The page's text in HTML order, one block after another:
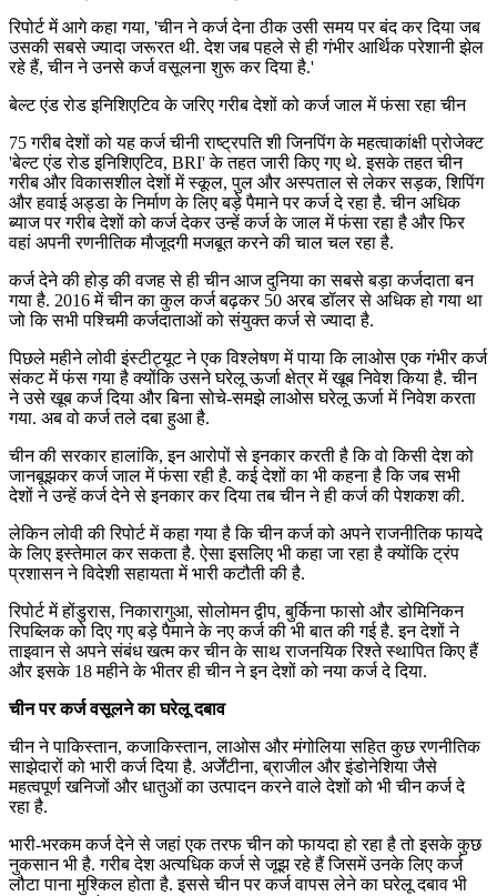
रिपोर्ट में आगे कहा गया, 'चीन ने कर्ज देना ठीक उसी समय पर बंद कर दिया जब
उसकी सबसे ज्यादा जरूरत थी. देश जब पहले से ही गंभीर आर्थिक परेशानी झेल
रहे हैं, चीन ने उनसे कर्ज वसूलना शुरू कर दिया है.'
बेल्ट एंड रोड इनिशिएटिव के जरिए गरीब देशों को कर्ज जाल में फंसा रहा चीन
75 गरीब देशों को यह कर्ज चीनी राष्ट्रपति शी जिनपिंग के महत्वाकांक्षी प्रोजेक्ट
'बेल्ट एंड रोड इनिशिएटिव, BRI' के तहत जारी किए गए थे. इसके तहत चीन
गरीब और विकासशील देशों में स्कूल, पुल और अस्पताल से लेकर सड़क, शिपिंग
और हवाई अड्डा के निर्माण के लिए बड़े पैमाने पर कर्ज दे रहा है. चीन अधिक
ब्याज पर गरीब देशों को कर्ज देकर उन्हें कर्ज के जाल में फंसा रहा है और फिर
वहां अपनी रणनीतिक मौजूदगी मजबूत करने की चाल चल रहा है.
कर्ज देने की होड़ की वजह से ही चीन आज दुनिया का सबसे बड़ा कर्जदाता बन
गया है. 2016 में चीन का कुल कर्ज बढ़कर 50 अरब डॉलर से अधिक हो गया था
जो कि सभी पश्चिमी कर्जदाताओं को संयुक्त कर्ज से ज्यादा है.
पिछले महीने लोवी इंस्टीट्यूट ने एक विश्लेषण में पाया कि लाओस एक गंभीर कर्ज
संकट में फंस गया है क्योंकि उसने घरेलू ऊर्जा क्षेत्र में खूब निवेश किया है. चीन
ने उसे खूब कर्ज दिया और बिना सोचे-समझे लाओस घरेलू ऊर्जा में निवेश करता
गया. अब वो कर्ज तले दबा हुआ है.
चीन की सरकार हालांकि, इन आरोपों से इनकार करती है कि वो किसी देश को
जानबूझकर कर्ज जाल में फंसा रही है. कई देशों का भी कहना है कि जब सभी
देशों ने उन्हें कर्ज देने से इनकार कर दिया तब चीन ने ही कर्ज की पेशकश की.
लेकिन लोवी की रिपोर्ट में कहा गया है कि चीन कर्ज को अपने राजनीतिक फायदे
के लिए इस्तेमाल कर सकता है. ऐसा इसलिए भी कहा जा रहा है क्योंकि ट्रंप
प्रशासन ने विदेशी सहायता में भारी कटौती की है.
रिपोर्ट में होंडुरास, निकारागुआ, सोलोमन द्वीप, बुर्किना फासो और डोमिनिकन
रिपब्लिक को दिए गए बड़े पैमाने के नए कर्ज की भी बात की गई है. इन देशों ने
ताइवान से अपने संबंध खत्म कर चीन के साथ राजनयिक रिश्ते स्थापित किए हैं
और इसके 18 महीने के भीतर ही चीन ने इन देशों को नया कर्ज दे दिया.
चीन पर कर्ज वसूलने का घरेलू दबाव
चीन ने पाकिस्तान, कजाकिस्तान, लाओस और मंगोलिया सहित कुछ रणनीतिक
साझेदारों को भारी कर्ज दिया है. अर्जेंटीना, ब्राजील और इंडोनेशिया जैसे
महत्वपूर्ण खनिजों और धातुओं का उत्पादन करने वाले देशों को भी चीन कर्ज दे
रहा है.
भारी-भरकम कर्ज देने से जहां एक तरफ चीन को फायदा हो रहा है तो इसके कुछ
नुकसान भी है. गरीब देश अत्यधिक कर्ज से जूझ रहे हैं जिसमें उनके लिए कर्ज
लौटा पाना मुश्किल होता है. इससे चीन पर कर्ज वापस लेने का घरेलू दबाव भी